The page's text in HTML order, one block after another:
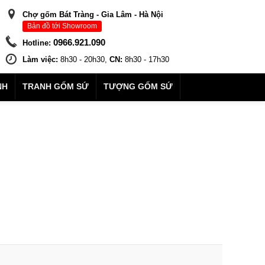
Chợ gốm Bát Tràng - Gia Lâm - Hà Nội
Bản đồ tới Showroom
Hotline: 0966.921.090
Làm việc: 8h30 - 20h30, CN: 8h30 - 17h30
TRANH GỐM SỨ TƯỢNG GỐM SỨ